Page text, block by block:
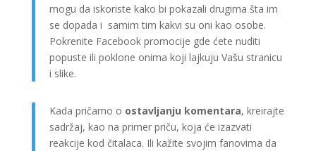
mogu da iskoriste kako bi pokazali drugima šta im
se dopada i samim tim kakvi su oni kao osobe.
Pokrenite Facebook promocije gde ćete nuditi
popuste ili poklone onima koji lajkuju Vašu stranicu
i slike.
Kada pričamo o ostavljanju komentara, kreirajte
sadržaj, kao na primer priču, koja će izazvati
reakcije kod čitalaca. Ili kažite svojim fanovima da